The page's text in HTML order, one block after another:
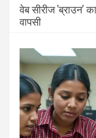
वेब सीरीज 'ब्राउन'
वापसी